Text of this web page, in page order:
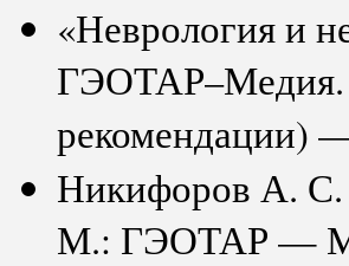
«Неврология и
ГЭОТАР–Медия.
рекомендации)
Никифоров А. С.
М.: ГЭОТАР —